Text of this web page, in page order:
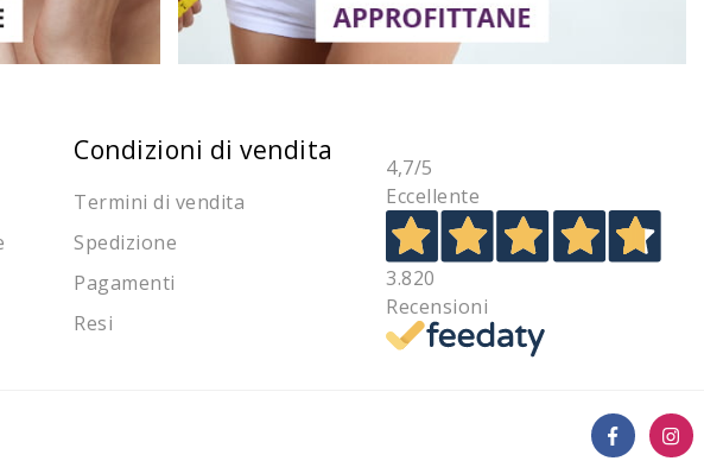
Condizioni di vendita
Termini di vendita
Spedizione
Pagamenti
Resi
4,7/5
Eccellente
3.820
Recensioni